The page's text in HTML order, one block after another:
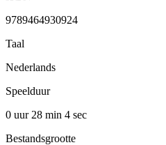
9789464930924
Taal
Nederlands
Speelduur
0 uur 28 min 4 sec
Bestandsgrootte